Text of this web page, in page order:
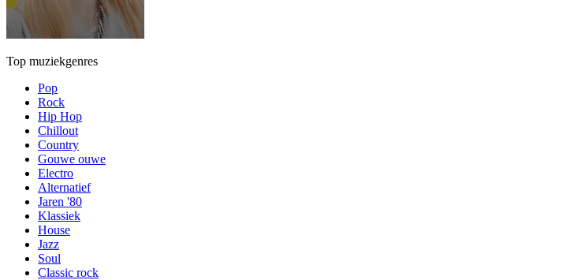
Top muziekgenres
Pop
Rock
Hip Hop
Chillout
Country
Gouwe ouwe
Electro
Alternatief
Jaren '80
Klassiek
House
Jazz
Soul
Classic rock